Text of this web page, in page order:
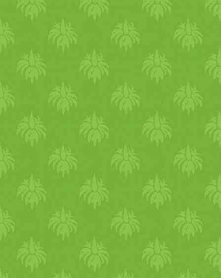
reggeli arcápolási rutinban
szemmosáshoz szoktam
használni, hanem amikor
nagyon melegem van
kenegetem a bőrömet
rózsavízzel vagy spriccelem
magamra. Szuper jól hűsít.
Táplálkozás Júniusban
könnyű és hűsítő étkezés
ajánlott. A melegben nagyon